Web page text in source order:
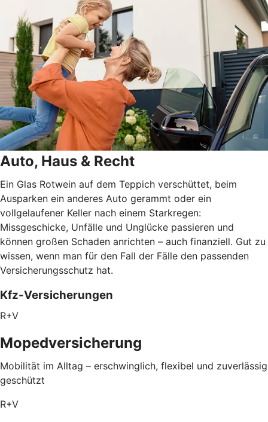
Auto, Haus & Recht
Ein Glas Rotwein auf dem Teppich verschüttet, beim
Ausparken ein anderes Auto gerammt oder ein
vollgelaufener Keller nach einem Starkregen:
Missgeschicke, Unfälle und Unglücke passieren und
können großen Schaden anrichten – auch finanziell. Gut zu
wissen, wenn man für den Fall der Fälle den passenden
Versicherungsschutz hat.
Kfz-Versicherungen
R+V
Mopedversicherung
Mobilität im Alltag – erschwinglich, flexibel und zuverlässig
geschützt
R+V